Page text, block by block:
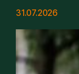
31.07.2026